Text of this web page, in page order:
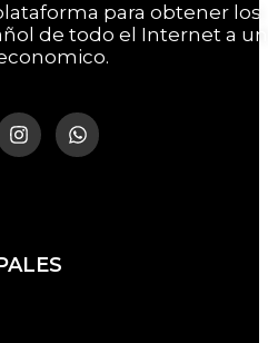
para obtener los
de todo el Internet a un